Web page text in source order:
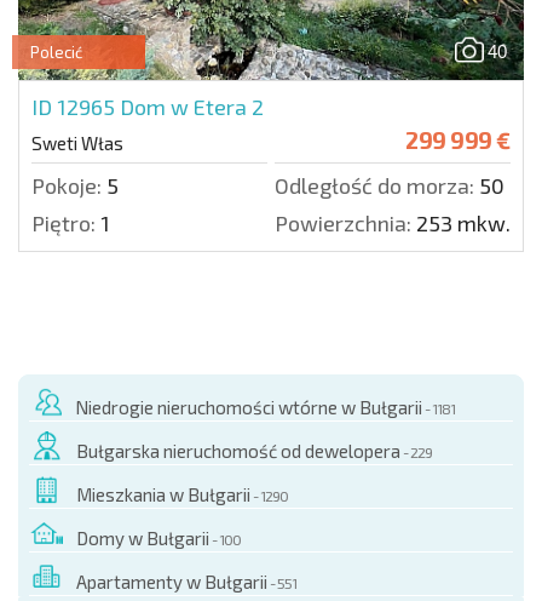
40
Polecić
ID 12965 Dom w Etera 2
Sweti Włas 299 999 €
Pokoje: 5 Odległość do morza: 50 m.
Piętro: 1 Powierzchnia: 253 mkw.
Niedrogie nieruchomości wtórne w Bułgarii - 1181
Bułgarska nieruchomość od dewelopera - 229
Mieszkania w Bułgarii - 1290
Domy w Bułgarii - 100
Apartamenty w Bułgarii - 551